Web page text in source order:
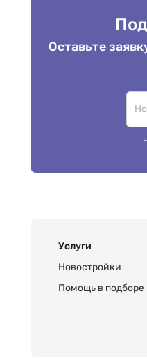
Оставьте
Услуги
Новостройки
Помощь в подборе